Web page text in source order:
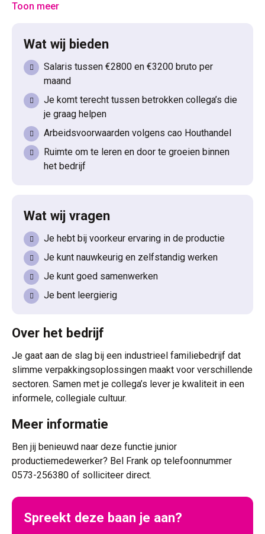
op en ben je breed inzetbaar in op de productieafdeling.
Toon meer
Wat wij bieden
Salaris tussen €2800 en €3200 bruto per
maand
Je komt terecht tussen betrokken collega’s die
je graag helpen
Arbeidsvoorwaarden volgens cao Houthandel
Ruimte om te leren en door te groeien binnen
het bedrijf
Wat wij vragen
Je hebt bij voorkeur ervaring in de productie
Je kunt nauwkeurig en zelfstandig werken
Je kunt goed samenwerken
Je bent leergierig
Over het bedrijf
Je gaat aan de slag bij een industrieel familiebedrijf dat
slimme verpakkingsoplossingen maakt voor verschillende
sectoren. Samen met je collega’s lever je kwaliteit in een
informele, collegiale cultuur.
Meer informatie
Ben jij benieuwd naar deze functie junior
productiemedewerker? Bel Frank op telefoonnummer
0573-256380 of solliciteer direct.
Spreekt deze baan je aan?